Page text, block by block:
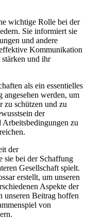
wichtige Rolle bei der
Sie informiert sie
und andere
Kommunikation
und ihr
als ein essentielles
werden, um
zu schützen und zu
der
zu
der
sie bei der Schaffung
Gesellschaft spielt.
erstellt, um unseren
Aspekte der
unseren Beitrag hoffen
von